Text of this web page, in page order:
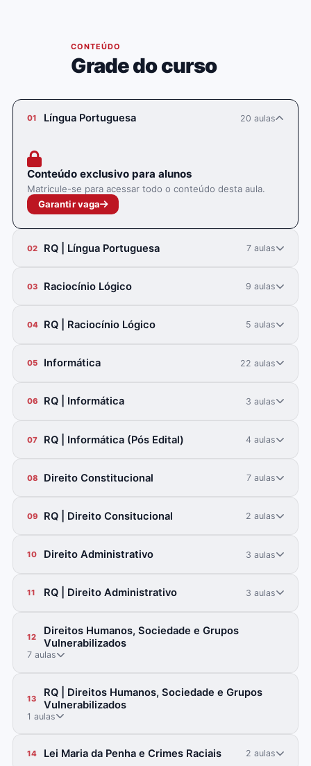
CONTEÚDO
Grade do curso
01 Língua Portuguesa 20 aulas
Conteúdo exclusivo para alunos
Matricule-se para acessar todo o conteúdo desta aula.
Garantir vaga
02 RQ | Língua Portuguesa 7 aulas
03 Raciocínio Lógico 9 aulas
04 RQ | Raciocínio Lógico 5 aulas
05 Informática 22 aulas
06 RQ | Informática 3 aulas
07 RQ | Informática (Pós Edital) 4 aulas
08 Direito Constitucional 7 aulas
09 RQ | Direito Consitucional 2 aulas
10 Direito Administrativo 3 aulas
11 RQ | Direito Administrativo 3 aulas
12
Direitos Humanos, Sociedade e Grupos
Vulnerabilizados
7 aulas
13
RQ | Direitos Humanos, Sociedade e Grupos
Vulnerabilizados
1 aulas
14 Lei Maria da Penha e Crimes Raciais 2 aulas